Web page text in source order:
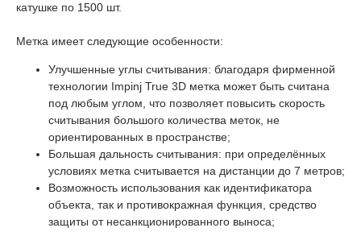
катушке по 1500 шт.
Метка имеет следующие особенности:
Улучшенные углы считывания: благодаря фирменной
технологии Impinj True 3D метка может быть считана
под любым углом, что позволяет повысить скорость
считывания большого количества меток, не
ориентированных в пространстве;
Большая дальность считывания: при определённых
условиях метка считывается на дистанции до 7 метров;
Возможность использования как идентификатора
объекта, так и противокражная функция, средство
защиты от несанкционированного выноса;